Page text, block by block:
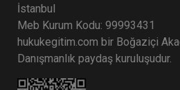
İstanbul
Meb Kurum Kodu: 99993431
hukukegitim.com bir Boğaziçi
Danışmanlık paydaş kuruluşudur.